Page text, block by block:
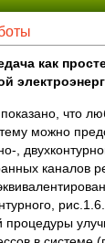
как
что
можно
,
каналов
процедуры